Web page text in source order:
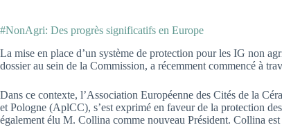
#NonAgri: Des progrès significatifs en Europe
La mise en place d’un système de protection pour les IG non
dossier au sein de la Commission, a récemment commencé à
Dans ce contexte, l’Association Européenne des Cités de la
et Pologne (AplCC), s’est exprimé en faveur de la protection
également élu M. Collina comme nouveau Président. Collina